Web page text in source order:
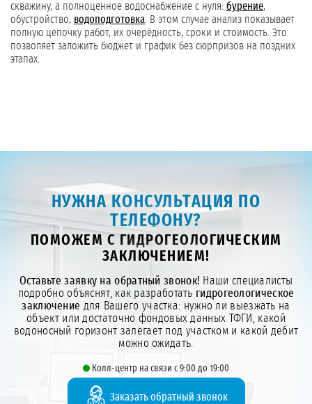
скважину, а полноценное водоснабжение с нуля: бурение,
обустройство, водоподготовка . В этом случае анализ показывает
полную цепочку работ, их очерёдность, сроки и стоимость. Это
позволяет заложить бюджет и график без сюрпризов на поздних
этапах.
НУЖНА КОНСУЛЬТАЦИЯ ПО
ТЕЛЕФОНУ?
ПОМОЖЕМ С ГИДРОГЕОЛОГИЧЕСКИМ
ЗАКЛЮЧЕНИЕМ!
Оставьте заявку на обратный звонок! Наши специалисты
подробно объяснят, как разработать гидрогеологическое
заключение для Вашего участка: нужно ли выезжать на
объект или достаточно фондовых данных ТФГИ, какой
водоносный горизонт залегает под участком и какой дебит
можно ожидать.
Колл-центр на связи с 9:00 до 19:00
Заказать обратный звонок